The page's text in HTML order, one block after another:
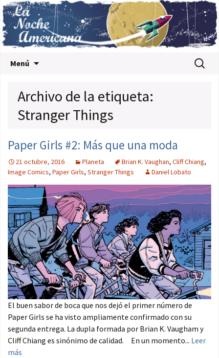
Menú Buscar:
Archivo de la etiqueta:
Stranger Things
Paper Girls #2: Más que una moda
21 octubre, 2016 Planeta Brian K. Vaughan, Cliff Chiang,
Image Comics, Paper Girls, Stranger Things Daniel Lobato
El buen sabor de boca que nos dejó el primer número de
Paper Girls se ha visto ampliamente confirmado con su
segunda entrega. La dupla formada por Brian K. Vaugham y
Cliff Chiang es sinónimo de calidad. En un momento... Leer
más